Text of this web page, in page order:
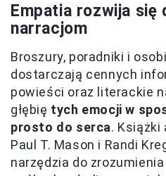
Empatia rozwija
narracjom
Broszury, poradniki i
dostarczają cennych
powieści oraz literackie
głębię tych emocji w
prosto do serca. Książki
Paul T. Mason i Randi
narzędzia do